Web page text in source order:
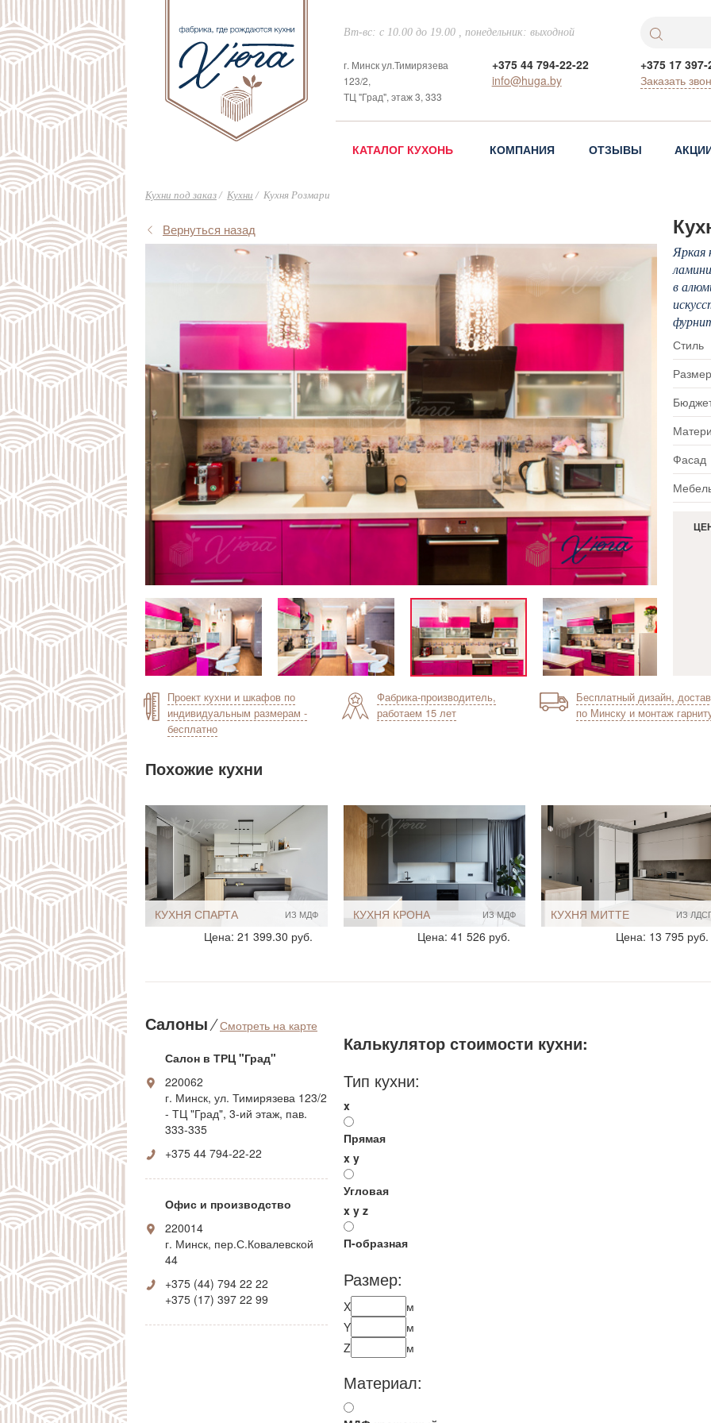
Вт-вс: с 10.00 до 19.00 , понедельник: выходной
г. Минск ул.Тимирязева
123/2,
ТЦ "Град", этаж 3, 333
+375 44 794-22-22
info@huga.by
+375 17 397-
Заказать
КАТАЛОГ КУХОНЬ КОМПАНИЯ ОТЗЫВЫ
Кухни под заказ Кухни Кухня Розмари
Вернуться назад
Яркая
в
Стиль
Фасад
Проект кухни и шкафов по
индивидуальным размерам -
бесплатно
Фабрика-производитель,
работаем 15 лет
Бесплатный дизайн,
по Минску и монтаж
Похожие кухни
ИЗ МДФ
КУХНЯ СПАРТА
Современный
Размеры, ширина:Небольшие
Мебель - тип:
С полуостровом
Цена: 21 399.30 руб.
ИЗ МДФ
КУХНЯ КРОНА
Современный
10-12 кв.м
Цена: 41 526 руб.
ИЗ
КУХНЯ МИТТЕ
Современный
Мебель - тип:Угловая
Шкафы до потолка
Цена: 13 795 руб.
Салоны⁄Смотреть на карте
Салон в ТРЦ "Град"
220062
г. Минск, ул. Тимирязева 123/2
- ТЦ "Град", 3-ий этаж, пав.
333-335
+375 44 794-22-22
Офис и производство
220014
г. Минск, пер.С.Ковалевской
44
+375 (44) 794 22 22
+375 (17) 397 22 99
Калькулятор стоимости кухни:
Тип кухни:
x
Прямая
x y
Угловая
x y z
П-образная
Размер:
X
м
Y
м
Z
м
Материал: